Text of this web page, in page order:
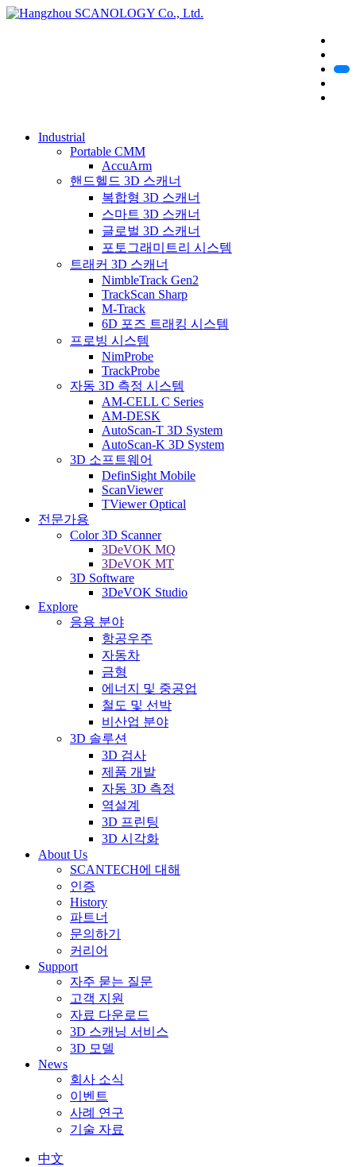
Industrial
Portable CMM
AccuArm
핸드헬드 3D 스캐너
복합형 3D 스캐너
스마트 3D 스캐너
글로벌 3D 스캐너
포토그래미트리 시스템
트래커 3D 스캐너
NimbleTrack Gen2
TrackScan Sharp
M-Track
6D 포즈 트래킹 시스템
프로빙 시스템
NimProbe
TrackProbe
자동 3D 측정 시스템
AM-CELL C Series
AM-DESK
AutoScan-T 3D System
AutoScan-K 3D System
3D 소프트웨어
DefinSight Mobile
ScanViewer
TViewer Optical
전문가용
Color 3D Scanner
3DeVOK MQ
3DeVOK MT
3D Software
3DeVOK Studio
Explore
응용 분야
항공우주
자동차
금형
에너지 및 중공업
철도 및 선박
비산업 분야
3D 솔루션
3D 검사
제품 개발
자동 3D 측정
역설계
3D 프린팅
3D 시각화
About Us
SCANTECH에 대해
인증
History
파트너
문의하기
커리어
Support
자주 묻는 질문
고객 지원
자료 다운로드
3D 스캐닝 서비스
3D 모델
News
회사 소식
이벤트
사례 연구
기술 자료
中文